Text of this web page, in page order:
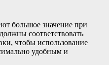
большое значение при
соответствовать
чтобы использование
удобным и